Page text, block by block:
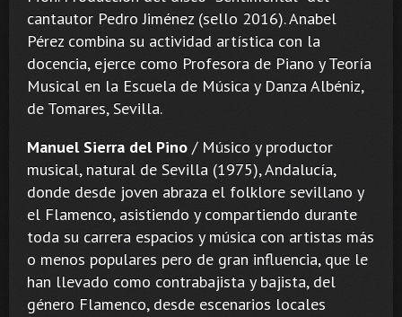
cantautor Pedro Jiménez (sello 2016). Anabel
Pérez combina su actividad artística con la
docencia, ejerce como Profesora de Piano y Teoría
Musical en la Escuela de Música y Danza Albéniz,
de Tomares, Sevilla.
Manuel Sierra del Pino / Músico y productor
musical, natural de Sevilla (1975), Andalucía,
donde desde joven abraza el folklore sevillano y
el Flamenco, asistiendo y compartiendo durante
toda su carrera espacios y música con artistas más
o menos populares pero de gran influencia, que le
han llevado como contrabajista y bajista, del
género Flamenco, desde escenarios locales